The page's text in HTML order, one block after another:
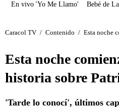
En vivo 'Yo Me Llamo' Bebé de
Caracol TV / Contenido / Esta noche
Esta noche
historia sobre
'Tarde lo conocí', últimos